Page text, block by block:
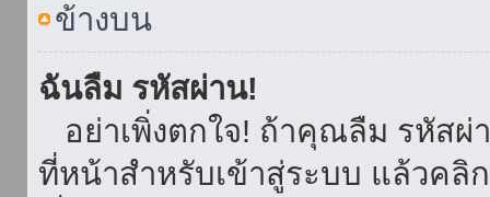
ข้างบน
ฉันลืม รหัสผ่าน!
อย่าเพิ่งตกใจ! ถ้าคุณลืม รหัสผ่
ที่หน้าสำหรับเข้าสู่ระบบ แล้วค